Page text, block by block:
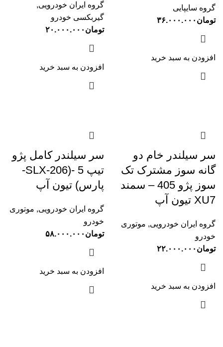
گروه سایپایی
تومان ۳۶.۰۰۰.۰۰۰
افزودن به سبد خرید
گروه ایران خودرویی,
گیربکسی خودرو
تومان ۲۰.۰۰۰.۰۰۰
افزودن به سبد خرید
سر سیلندر خام دو
گانه سوز مشترک تک
سوز پژو 405 – سمند
XU7 تیون آپ
گروه ایران خودرویی, موتوری
خودرو
تومان ۲۲.۰۰۰.۰۰۰
افزودن به سبد خرید
سر سیلندر کامل پژو
تیپ 5 -(206-SLX-
پارس) تیون آپ
گروه ایران خودرویی, موتوری
خودرو
تومان ۵۸.۰۰۰.۰۰۰
افزودن به سبد خرید